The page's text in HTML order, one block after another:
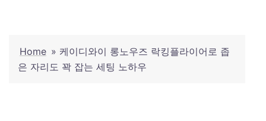
Home » 케이디와이 롱노우즈 락킹플라이어로 좁
은 자리도 꽉 잡는 세팅 노하우